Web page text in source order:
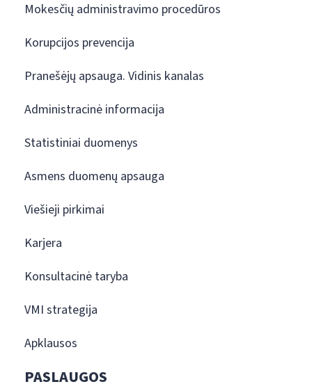
Mokesčių administravimo procedūros
Korupcijos prevencija
Pranešėjų apsauga. Vidinis kanalas
Administracinė informacija
Statistiniai duomenys
Asmens duomenų apsauga
Viešieji pirkimai
Karjera
Konsultacinė taryba
VMI strategija
Apklausos
PASLAUGOS